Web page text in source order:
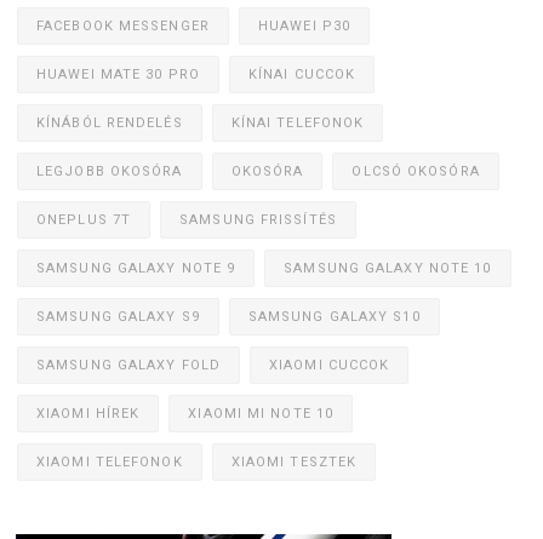
FACEBOOK MESSENGER HUAWEI P30
HUAWEI MATE 30 PRO KÍNAI CUCCOK
KÍNÁBÓL RENDELÉS KÍNAI TELEFONOK
LEGJOBB OKOSÓRA OKOSÓRA OLCSÓ OKOSÓRA
ONEPLUS 7T SAMSUNG FRISSÍTÉS
SAMSUNG GALAXY NOTE 9 SAMSUNG GALAXY NOTE 10
SAMSUNG GALAXY S9 SAMSUNG GALAXY S10
SAMSUNG GALAXY FOLD XIAOMI CUCCOK
XIAOMI HÍREK XIAOMI MI NOTE 10
XIAOMI TELEFONOK XIAOMI TESZTEK